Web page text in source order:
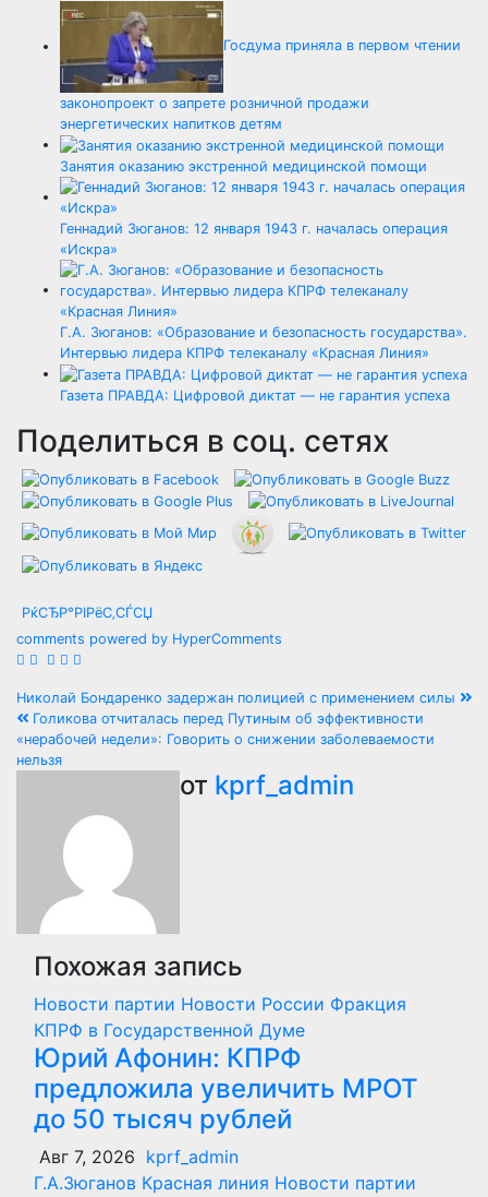
Госдума приняла в первом чтении
законопроект о запрете розничной продажи
энергетических напитков детям
Занятия оказанию экстренной медицинской помощи
Геннадий Зюганов: 12 января 1943 г. началась операция
«Искра»
Г.А. Зюганов: «Образование и безопасность государства».
Интервью лидера КПРФ телеканалу «Красная Линия»
Газета ПРАВДА: Цифровой диктат — не гарантия успеха
Поделиться в соц. сетях
РќСЂР°РІРёС‚СЃСЏ
comments powered by HyperComments
Навигация
по
Николай Бондаренко задержан полицией с применением силы
Голикова отчиталась перед Путиным об эффективности
«нерабочей недели»: Говорить о снижении заболеваемости
нельзя
от kprf_admin
Похожая запись
Новости партии Новости России Фракция
КПРФ в Государственной Думе
Юрий Афонин: КПРФ
предложила увеличить МРОТ
до 50 тысяч рублей
Авг 7, 2026 kprf_admin
Г.А.Зюганов Красная линия Новости партии